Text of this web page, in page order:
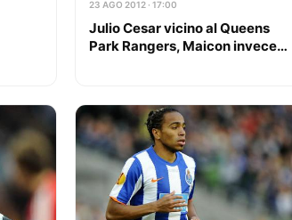
23 AGO 2012 · 17:00
Julio Cesar vicino al Queens
Park Rangers, Maicon invece…